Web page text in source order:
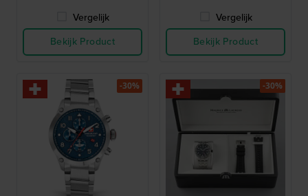
Vergelijk
Bekijk Product
Vergelijk
Bekijk Product
-30% -30%